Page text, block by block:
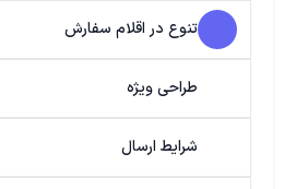
تنوع در اقلام سفارش
طراحی ویژه
شرایط ارسال